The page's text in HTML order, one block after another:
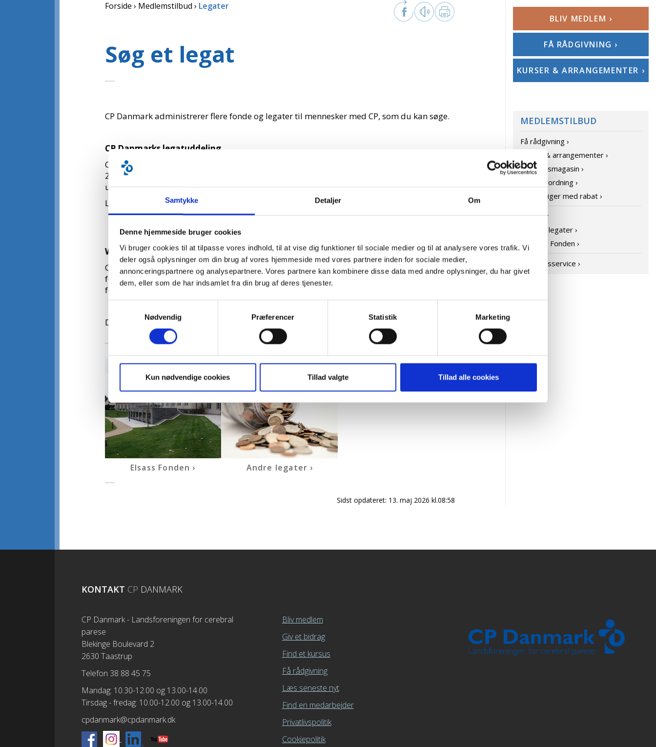
Samtykke Detaljer Om
Denne hjemmeside bruger cookies
Vi bruger cookies til at tilpasse vores indhold, til at vise dig funktioner til sociale medier og til at analysere vores trafik. Vi
deler også oplysninger om din brug af vores hjemmeside med vores partnere inden for sociale medier,
annonceringspartnere og analysepartnere. Vores partnere kan kombinere disse data med andre oplysninger, du har givet
dem, eller som de har indsamlet fra din brug af deres tjenester.
Nødvendig
Præferencer Statistik Marketing
Kun nødvendige cookies Tillad valgte Tillad alle cookies
Forside Medlemstilbud Legater
Søg et legat
CP Danmark administrerer flere fonde og legater til mennesker med CP, som du kan søge.
CP Danmarks legatuddeling
CP Danmarks legater er tænkt som en støtte i hverdagen og uddeles i portioner på cirka
2.000–3.000 kroner. Du kan søge, uanset om du er medlem eller ej, men som
udgangspunkt kan du ikke modtage støtte to gange i træk.
Legaterne uddeles hver andet år. Næste uddeling bliver i foråret 2028.
Willy Kunsts Fond
CP Danmark administrerer også Willy Kunsts Fond, som yder støtte til uddannelsesformål
for voksne med cerebral parese. Legaterne uddeles hvert år. Næste uddeling bliver i
foråret 2027.
Der findes også andre fonde og legater, som kan være relevante for dig. Se mere nedenfor.
Elsass Fonden Andre legater
Sidst opdateret: 13. maj 2026 kl.08:58
BLIV MEDLEM ›
FÅ RÅDGIVNING ›
KURSER & ARRANGEMENTER ›
MEDLEMSTILBUD
Få rådgivning ›
Kurser & arrangementer ›
Medlemsmagasin ›
Bisidderordning ›
Ferieboliger med rabat ›
Legater
Andre legater ›
Elsass Fonden ›
Medlemsservice ›
KONTAKT CP DANMARK
CP Danmark - Landsforeningen for cerebral
parese
Blekinge Boulevard 2
2630 Taastrup
Telefon 38 88 45 75
Mandag: 10.30-12.00 og 13.00-14.00
Tirsdag - fredag: 10.00-12.00 og 13.00-14.00
cpdanmark@cpdanmark.dk
Bliv medlem
Giv et bidrag
Find et kursus
Få rådgivning
Læs seneste nyt
Find en medarbejder
Privatlivspolitik
Cookiepolitik